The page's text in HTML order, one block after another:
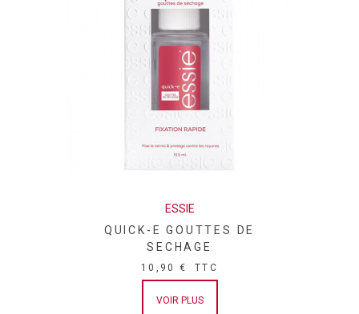
ESSIE
QUICK-E GOUTTES DE
SECHAGE
10,90 € TTC
VOIR PLUS